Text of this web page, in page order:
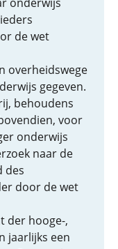
de wet
overheidswege
gegeven.
behoudens
voor
onderwijs
naar de
des
door de wet
der hooge-,
jaarlijks een